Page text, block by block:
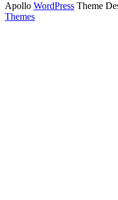
Apollo WordPress Theme
Themes